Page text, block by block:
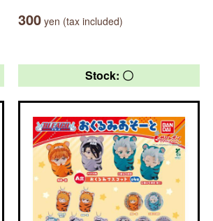
300 yen (tax included)
Stock: 〇